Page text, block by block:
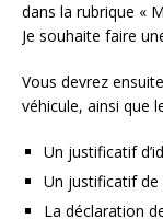
dans la rubrique «
Je souhaite faire
Vous devrez
véhicule, ainsi que
Un justificatif
Un justificatif de
La déclaration